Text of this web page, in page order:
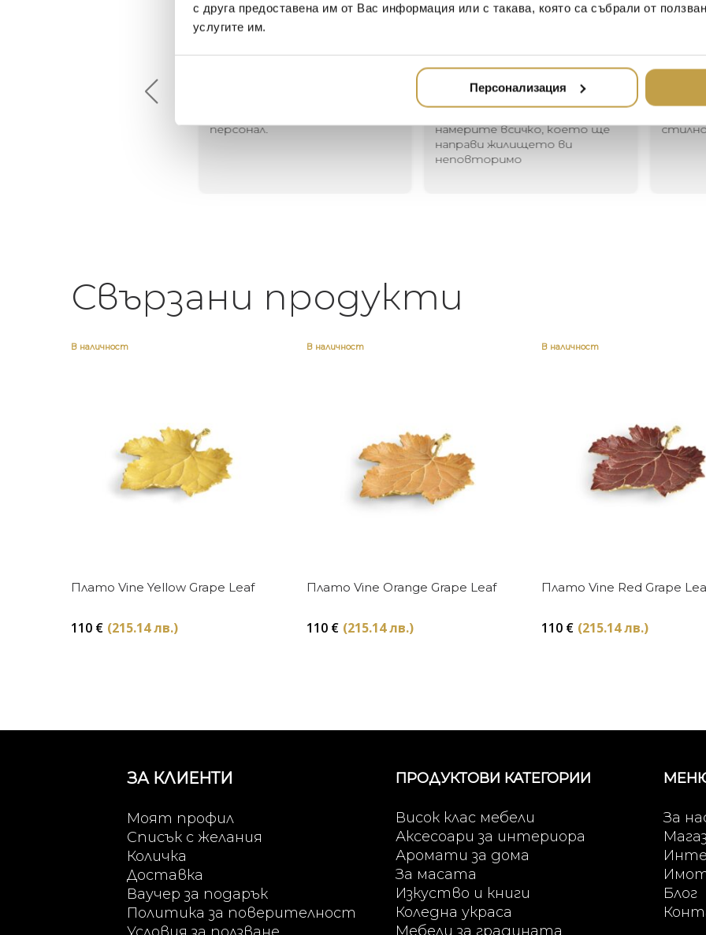
с друга предоставена им от Вас информация или с такава, която са събрали от
услугите им.
Персонализация
2021-06-01
персонал.
2020-05-20
Един магазин за красив и
намерите всичко, което ще
направи жилището ви
неповторимо
Най-
стилно
Свързани продукти
В наличност
Купи
Плато Vine Yellow Grape Leaf
110 € (215.14 лв.)
В наличност
Купи
Плато Vine Orange Grape Leaf
110 € (215.14 лв.)
В наличност
Купи
Плато Vine Red Grape
110 € (215.14 лв.)
ЗА КЛИЕНТИ
Моят профил
Списък с желания
Количка
Доставка
Ваучер за подарък
Политика за поверителност
Условия за ползване
ПРОДУКТОВИ КАТЕГОРИИ
Висок клас мебели
Аксесоари за интериора
Аромати за дома
За масата
Изкуство и книги
Коледна украса
Мебели за градината
За
Блог